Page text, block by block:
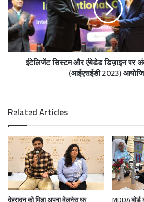
इंटेलिजेंट सिस्टम और एंबेडेड डिज़ाइन पर
(आईएसईडी 2023)
Related Articles